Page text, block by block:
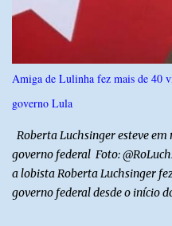
março pelo município de
concluída nesta quarta-feira
a última visita. Os registros
Instagram @167RazoesRN Ao
de perto as potencialidades, as
mas também ouviu os dramas e
Amiga de Lulinha fez mais de 40
governo Lula
Roberta Luchsinger esteve
governo federal Foto:
a lobista Roberta Luchsinger
governo federal desde o início